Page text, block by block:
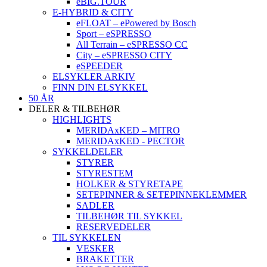
E-HYBRID & CITY
eFLOAT – ePowered by Bosch
Sport – eSPRESSO
All Terrain – eSPRESSO CC
City – eSPRESSO CITY
eSPEEDER
ELSYKLER ARKIV
FINN DIN ELSYKKEL
50 ÅR
DELER & TILBEHØR
HIGHLIGHTS
MERIDAxKED – MITRO
MERIDAxKED - PECTOR
SYKKELDELER
STYRER
STYRESTEM
HOLKER & STYRETAPE
SETEPINNER & SETEPINNEKLEMMER
SADLER
TILBEHØR TIL SYKKEL
RESERVEDELER
TIL SYKKELEN
VESKER
BRAKETTER